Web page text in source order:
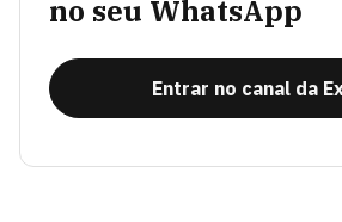
no seu WhatsApp
Entrar no canal da